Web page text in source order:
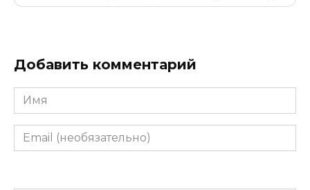
Добавить комментарий
Имя
Email
(необязательно)